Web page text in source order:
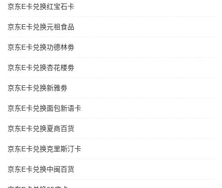
京东E卡兑换红宝石卡
京东E卡兑换元祖食品
京东E卡兑换功德林劵
京东E卡兑换杏花楼劵
京东E卡兑换新雅劵
京东E卡兑换面包新语卡
京东E卡兑换夏商百货
京东E卡兑换克里斯汀卡
京东E卡兑换中闽百货